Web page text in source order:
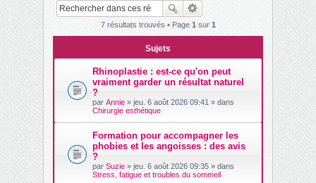
7 résultats trouvés • Page 1 sur 1
Sujets
Rhinoplastie : est-ce qu'on peut
vraiment garder un résultat naturel
?
par Annie » jeu. 6 août 2026 09:41 » dans
Chirurgie esthétique
Formation pour accompagner les
phobies et les angoisses : des avis
?
par Suzie » jeu. 6 août 2026 09:35 » dans
Stress, fatigue et troubles du sommeil